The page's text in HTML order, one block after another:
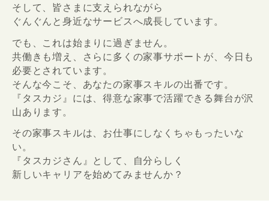
そして、皆さまに支えられながら
ぐんぐんと身近なサービスへ成長しています。
でも、これは始まりに過ぎません。
共働きも増え、さらに多くの家事サポートが、今日も
必要とされています。
そんな今こそ、あなたの家事スキルの出番です。
『タスカジ』には、得意な家事で活躍できる舞台が沢
山あります。
その家事スキルは、お仕事にしなくちゃもったいな
い。
『タスカジさん』として、自分らしく
新しいキャリアを始めてみませんか？